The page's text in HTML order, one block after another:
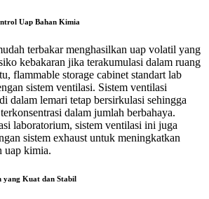
Uap Bahan Kimia
terbakar menghasilkan uap volatil yang
kebakaran jika terakumulasi dalam ruang
flammable storage cabinet standart lab
sistem ventilasi. Sistem ventilasi
dalam lemari tetap bersirkulasi sehingga
dalam jumlah berbahaya.
laboratorium, sistem ventilasi ini juga
sistem exhaust untuk meningkatkan
uap kimia.
yang Kuat dan Stabil